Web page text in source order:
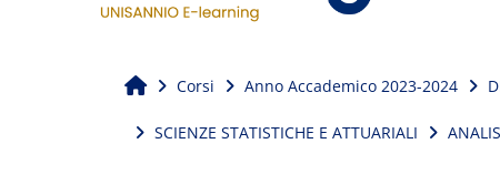
Home
Corsi Anno Accademico 2023-2024
SCIENZE STATISTICHE E ATTUARIALI